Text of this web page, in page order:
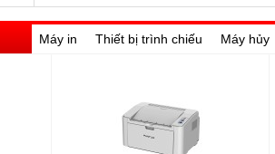
Máy in Thiết bị trình chiếu Máy hủy